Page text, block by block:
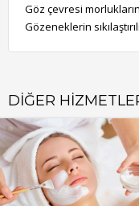
Göz çevresi
Gözeneklerin
DIĞER